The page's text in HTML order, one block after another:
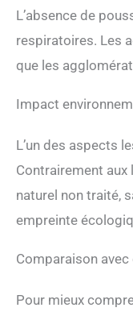
L’absence de
respiratoires. Les
que les
Impact
L’un des aspects
Contrairement aux
naturel non traité,
empreinte
Comparaison avec
Pour mieux